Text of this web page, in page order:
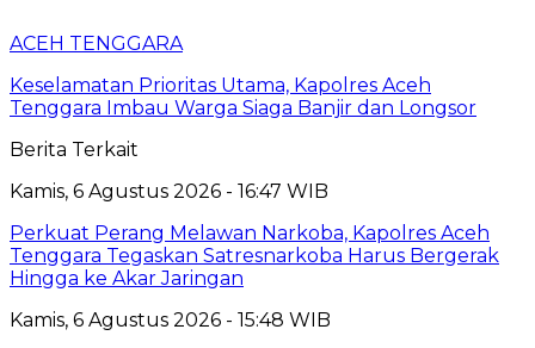
ACEH TENGGARA
Keselamatan Prioritas Utama, Kapolres Aceh
Tenggara Imbau Warga Siaga Banjir dan Longsor
Berita Terkait
Kamis, 6 Agustus 2026 - 16:47 WIB
Perkuat Perang Melawan Narkoba, Kapolres Aceh
Tenggara Tegaskan Satresnarkoba Harus Bergerak
Hingga ke Akar Jaringan
Kamis, 6 Agustus 2026 - 15:48 WIB